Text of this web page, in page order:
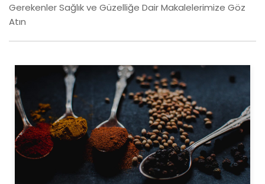
Gerekenler Sağlık ve Güzelliğe Dair Makalelerimize Göz
Atın